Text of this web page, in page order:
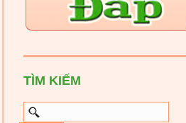
TÌM KIẾM